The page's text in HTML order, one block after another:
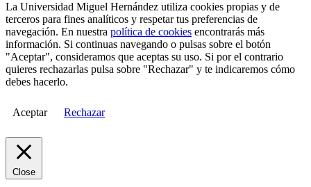
La Universidad Miguel Hernández utiliza cookies propias y de
terceros para fines analíticos y respetar tus preferencias de
navegación. En nuestra política de cookies encontrarás más
información. Si continuas navegando o pulsas sobre el botón
"Aceptar", consideramos que aceptas su uso. Si por el contrario
quieres rechazarlas pulsa sobre "Rechazar" y te indicaremos cómo
debes hacerlo.
Aceptar Rechazar
Close